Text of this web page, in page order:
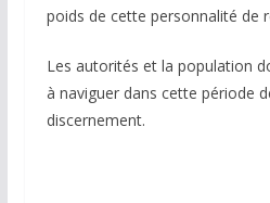
poids de cette personnalité de
Les autorités et la population
à naviguer dans cette période
discernement.